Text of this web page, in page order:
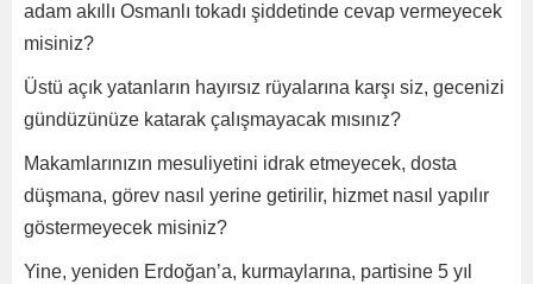
adam akıllı Osmanlı tokadı şiddetinde cevap vermeyecek
misiniz?
Üstü açık yatanların hayırsız rüyalarına karşı siz, gecenizi
gündüzünüze katarak çalışmayacak mısınız?
Makamlarınızın mesuliyetini idrak etmeyecek, dosta
düşmana, görev nasıl yerine getirilir, hizmet nasıl yapılır
göstermeyecek misiniz?
Yine, yeniden Erdoğan’a, kurmaylarına, partisine 5 yıl